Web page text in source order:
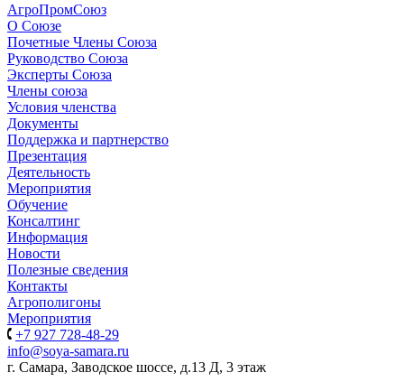
АгроПромСоюз
О Союзе
Почетные Члены Союза
Руководство Союза
Эксперты Союза
Члены союза
Условия членства
Документы
Поддержка и партнерство
Презентация
Деятельность
Мероприятия
Обучение
Консалтинг
Информация
Новости
Полезные сведения
Контакты
Агрополигоны
Мероприятия
+7 927 728-48-29
info@soya-samara.ru
г. Самара, Заводское шоссе, д.13 Д, 3 этаж